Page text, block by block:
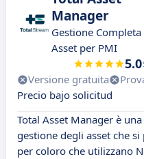
Manager
Gestione
Asset per PMI
5.0
Versione gratuita
Precio bajo solicitud
Total Asset Manager è
gestione degli asset che
per coloro che utilizzano